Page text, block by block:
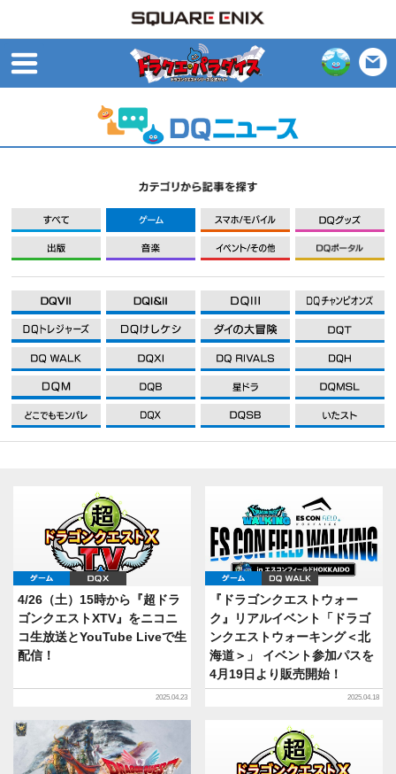
すべて ゲーム モバイル
音楽 イベント/その他
DQXI DQXI
DQXI
DQXI
DQXI
DQXI
DQXI
ゲーム
4/26（土）15時から『超ドラ
ゴンクエストXTV』をニコニ
コ生放送とYouTube Liveで生
配信！
2025.04.23
ゲーム DQ WALK
『ドラゴンクエストウォー
ク』リアルイベント「ドラゴ
ンクエストウォーキング＜北
海道＞」 イベント参加パスを
4月19日より販売開始！
2025.04.18